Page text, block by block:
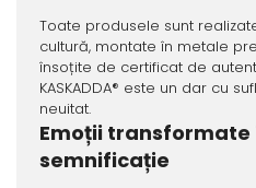
Toate produsele sunt
cultură, montate în metale
însoțite de certificat de
KASKADDA® este un dar cu
neuitat.
Emoții
semnificație